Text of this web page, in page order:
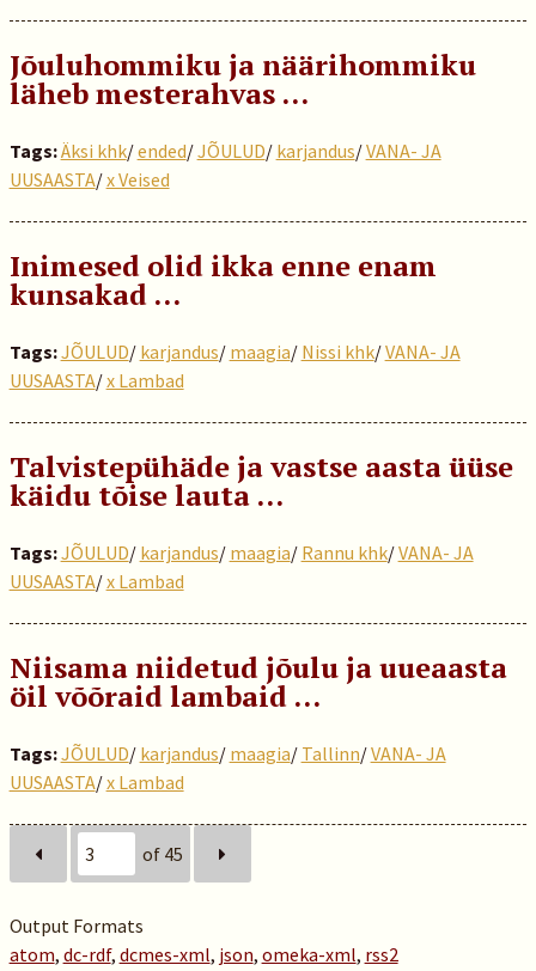
Jõuluhommiku ja näärihommiku
läheb mesterahvas …
Tags:Äksi khk/ended/JÕULUD/ karjandus/VANA- JA
UUSAASTA/x Veised
Inimesed olid ikka enne enam
kunsakad …
Tags:JÕULUD/ karjandus/ maagia/ Nissi khk/VANA- JA
UUSAASTA/x Lambad
Talvistepühäde ja vastse aasta üüse
käidu tõise lauta …
Tags:JÕULUD/ karjandus/ maagia/ Rannu khk/VANA- JA
UUSAASTA/x Lambad
Niisama niidetud jõulu ja uueaasta
öil võõraid lambaid …
Tags:JÕULUD/ karjandus/ maagia/ Tallinn/VANA- JA
UUSAASTA/x Lambad
of 45
Output Formats
atom, dc-rdf, dcmes-xml, json, omeka-xml, rss2